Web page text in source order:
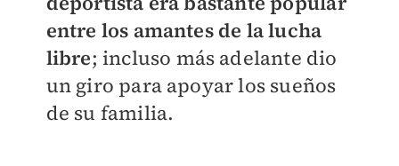
entre los amantes de la lucha
libre; incluso más adelante dio
un giro para apoyar los sueños
de su familia.